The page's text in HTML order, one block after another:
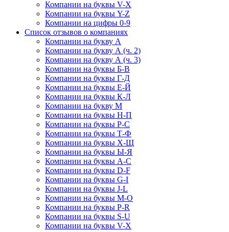
Компании на буквы V-X
Компании на буквы Y-Z
Компании на цифры 0-9
Список отзывов о компаниях
Компании на букву А
Компании на букву А (ч. 2)
Компании на букву А (ч. 3)
Компании на буквы Б-В
Компании на буквы Г-Д
Компании на буквы Е-Й
Компании на буквы К-Л
Компании на букву М
Компании на буквы Н-П
Компании на буквы Р-С
Компании на буквы Т-Ф
Компании на буквы Х-Щ
Компании на буквы Ы-Я
Компании на буквы A-C
Компании на буквы D-F
Компании на буквы G-I
Компании на буквы J-L
Компании на буквы M-O
Компании на буквы P-R
Компании на буквы S-U
Компании на буквы V-X